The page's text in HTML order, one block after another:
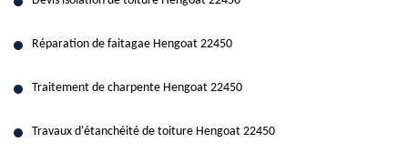
Réparation de faitagae Hengoat 22450
Traitement de charpente Hengoat 22450
Travaux d'étanchéité de toiture Hengoat 22450